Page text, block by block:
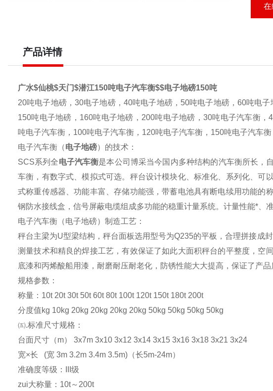
在
产品详情
广水$仙桃$天门$潜江150吨电子汽车衡$$电子地磅150吨
20吨电子地磅，30电子地磅，40吨电子地磅，50吨电子地磅，60吨电
150吨电子地磅，160吨电子地磅，200吨电子地磅，30吨电子汽车衡
吨电子汽车衡，100吨电子汽车衡，120吨电子汽车衡，150吨电子汽车衡
电子汽车衡（电子地磅）的技术：
SCS系列全电子汽车衡是本公司博采当今国内多种结构的汽车衡所长，
车衡，有数字式、模拟式可选。秤台设计模块化、标准化、系列化、可
式称重传感器、功能丰富、存储功能强，带蓄电池具有断电续用功能的
钢防水接线盒，信号屏蔽电缆组成多功能的稳重计量系统。计量性能*、
电子汽车衡（电子地磅）制造工艺：
秤台主梁为U型梁结构，秤台面板选用型号为Q235的平板，合理拼接成
测量技术和精良的焊接工艺，有效保证了如此大面积秤台的平整度，空
底漆和丙烯酸船用漆，耐磨耐压耐老化，防锈性能大大提高，保证了产品
规格参数：
称量：10t 20t 30t 50t 60t 80t 100t 120t 150t 180t 200t
分度值kg 10kg 20kg 20kg 20kg 20kg 50kg 50kg 50kg 50kg
㈤.标准尺寸规格：
台面尺寸（m） 3x7m 3x10 3x12 3x14 3x15 3x16 3x18 3x21 3x24
宽×长 (宽 3m 3.2m 3.4m 3.5m)（长5m-24m）
准确度等级：III级
zui大称量：10t～200t